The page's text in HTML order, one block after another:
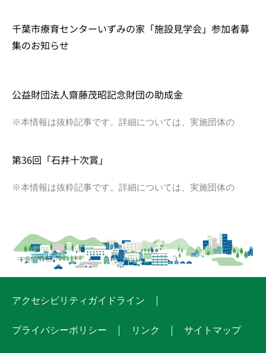
千葉市療育センターいずみの家「施設見学会」参加者募
集のお知らせ
公益財団法人齋藤茂昭記念財団の助成金
※本情報は抜粋記事です。詳細については、実施団体の
第36回「石井十次賞」
※本情報は抜粋記事です。詳細については、実施団体の
アクセシビリティガイドライン
プライバシーポリシー リンク サイトマップ